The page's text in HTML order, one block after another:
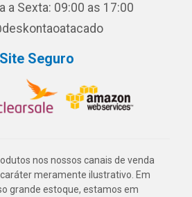
a Sexta: 09:00 as 17:00
Site Seguro
nos nossos canais de venda
meramente ilustrativo. Em
grande estoque, estamos em